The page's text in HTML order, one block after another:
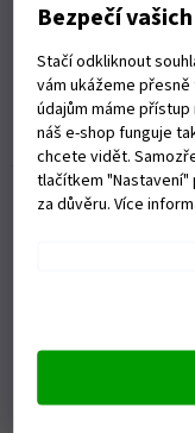
Bezpečí
Stačí odkliknout
vám ukážeme
údajům máme
náš e-shop funguje
chcete vidět.
tlačítkem
za důvěru. Více
427 Kč
XS S M L XL